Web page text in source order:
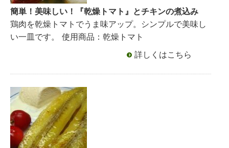
簡単！美味しい！『乾燥トマト』とチキンの煮込み
鶏肉を乾燥トマトでうま味アップ。シンプルで美味し
い一皿です。 使用商品：乾燥トマト
詳しくはこちら